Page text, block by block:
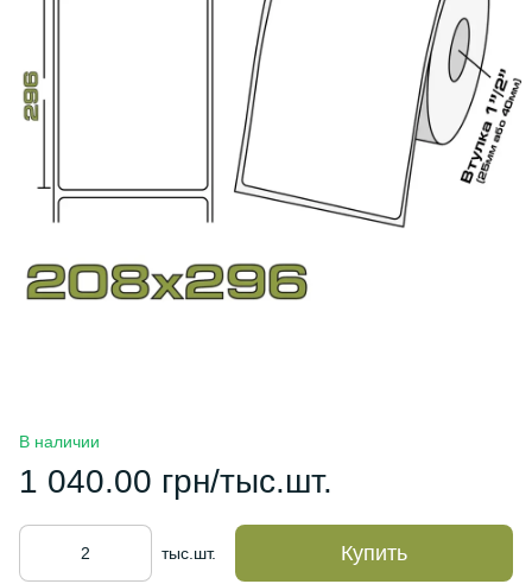
В наличии
1 040.00 грн/тыс.шт.
тыс.шт. Купить